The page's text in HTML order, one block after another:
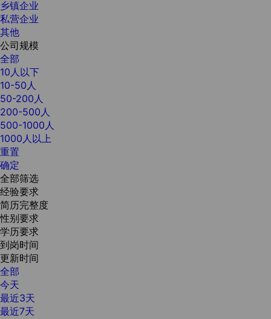
乡镇企业
私营企业
其他
公司规模
全部
10人以下
10-50人
50-200人
200-500人
500-1000人
1000人以上
重置
确定
全部筛选
经验要求
简历完整度
性别要求
学历要求
到岗时间
更新时间
全部
今天
最近3天
最近7天